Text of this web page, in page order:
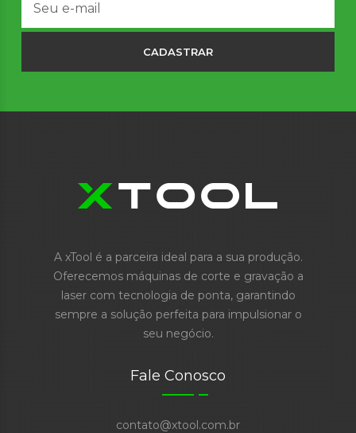
CADASTRAR
A xTool é a parceira ideal para a sua produção.
Oferecemos máquinas de corte e gravação a
laser com tecnologia de ponta, garantindo
sempre a solução perfeita para impulsionar o
seu negócio.
Fale Conosco
contato@xtool.com.br